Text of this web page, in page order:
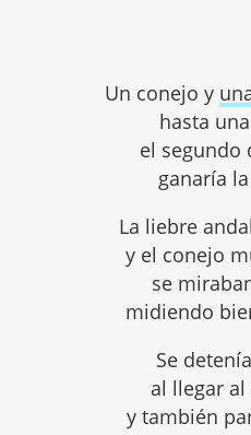
Un conejo y
hasta
el segundo
ganaría
La liebre
y el conejo
se
midiendo
Se
al llegar
y también